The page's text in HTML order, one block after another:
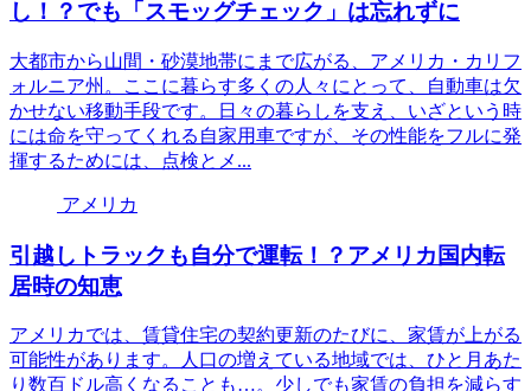
し！？でも「スモッグチェック」は忘れずに
大都市から山間・砂漠地帯にまで広がる、アメリカ・カリフ
ォルニア州。ここに暮らす多くの人々にとって、自動車は欠
かせない移動手段です。日々の暮らしを支え、いざという時
には命を守ってくれる自家用車ですが、その性能をフルに発
揮するためには、点検とメ...
アメリカ
引越しトラックも自分で運転！？アメリカ国内転
居時の知恵
アメリカでは、賃貸住宅の契約更新のたびに、家賃が上がる
可能性があります。人口の増えている地域では、ひと月あた
り数百ドル高くなることも…。少しでも家賃の負担を減らす